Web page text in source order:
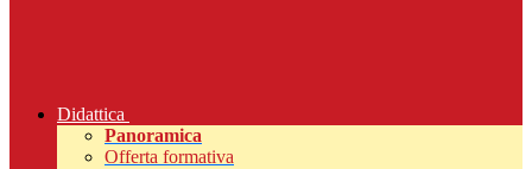
Didattica
Panoramica
Offerta formativa